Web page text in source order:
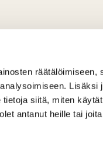
räätälöimiseen,
Lisäksi
siitä, miten
antanut heille tai